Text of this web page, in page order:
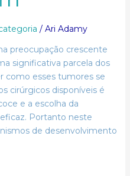
/ Ari Adamy
preocupação crescente
significativa parcela dos
como esses tumores se
cirúrgicos disponíveis é
e a escolha da
Portanto neste
de desenvolvimento